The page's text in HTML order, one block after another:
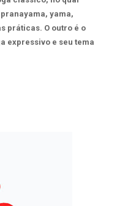
yama,
práticas. O outro é o
expressivo e seu tema